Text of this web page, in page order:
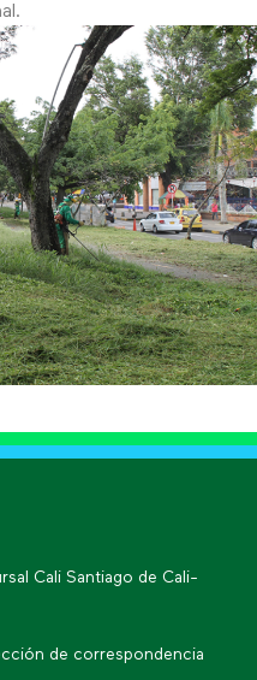
Cali Santiago de Cali-
de correspondencia